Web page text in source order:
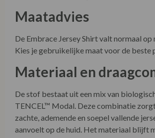
Maatadvies
De Embrace Jersey Shirt valt normaal op
Kies je gebruikelijke maat voor de beste
Materiaal en
De stof bestaat uit een mix van
TENCEL™ Modal. Deze combinatie
zachte, ademende en soepel vallende
aanvoelt op de huid. Het materiaal blijft